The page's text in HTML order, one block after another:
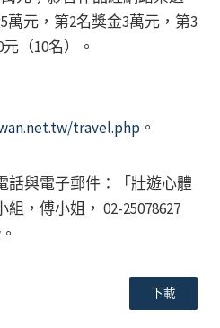
萬元，第2名獎金3萬元，第3
（10名）。
travel.php 。
話與電子郵件：「壯遊心體
，傅小姐， 02-25078627
下載